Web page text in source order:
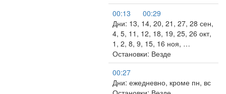
00:13
00:29
Дни: 13, 14, 20, 21, 27, 28 сен,
4, 5, 11, 12, 18, 19, 25, 26 окт,
1, 2, 8, 9, 15, 16 ноя, …
Остановки: Везде
00:27
Дни: ежедневно, кроме пн, вс